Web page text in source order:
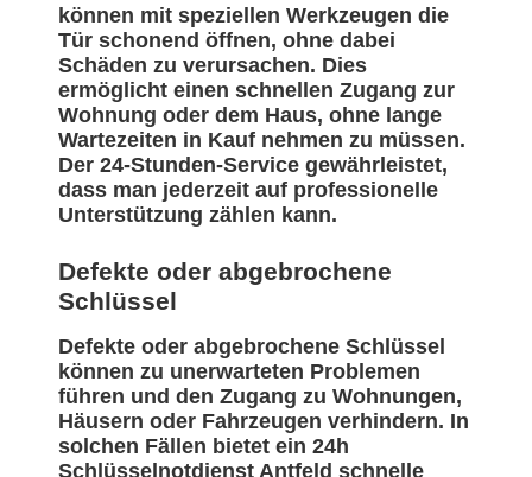
können mit speziellen Werkzeugen die
Tür schonend öffnen, ohne dabei
Schäden zu verursachen. Dies
ermöglicht einen schnellen Zugang zur
Wohnung oder dem Haus, ohne lange
Wartezeiten in Kauf nehmen zu müssen.
Der 24-Stunden-Service gewährleistet,
dass man jederzeit auf professionelle
Unterstützung zählen kann.
Defekte oder abgebrochene
Schlüssel
Defekte oder abgebrochene Schlüssel
können zu unerwarteten Problemen
führen und den Zugang zu Wohnungen,
Häusern oder Fahrzeugen verhindern. In
solchen Fällen bietet ein 24h
Schlüsselnotdienst Antfeld schnelle